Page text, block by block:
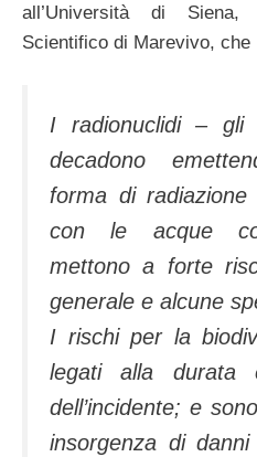
all’Università di
Scientifico di Marevivo, che
I radionuclidi – gli
decadono
forma di
con le acque
mettono a forte
generale e alcune
I rischi per la
legati alla durata
dell’incidente; e
insorgenza di